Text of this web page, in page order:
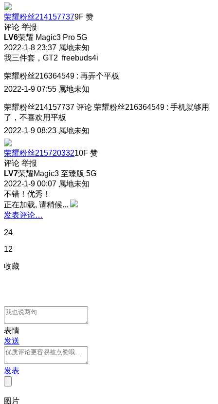
荣耀粉丝2141577379F 赞
评论 举报
LV6荣耀 Magic3 Pro 5G
2022-1-8 23:37 属地未知
我三件套，GT2 freebuds4i
荣耀粉丝216364549 : 再弄个平板
2022-1-9 07:55 属地未知
荣耀粉丝214157737 评论 荣耀粉丝216364549 : 手机就够用
了，不喜欢用平板
2022-1-9 08:23 属地未知
荣耀粉丝21572033210F 赞
评论 举报
LV7荣耀Magic3 至臻版 5G
2022-1-9 00:07 属地未知
不错！优秀！
正在加载, 请稍候...
发表评论…
24
12
收藏
表情
发送
发表
图片